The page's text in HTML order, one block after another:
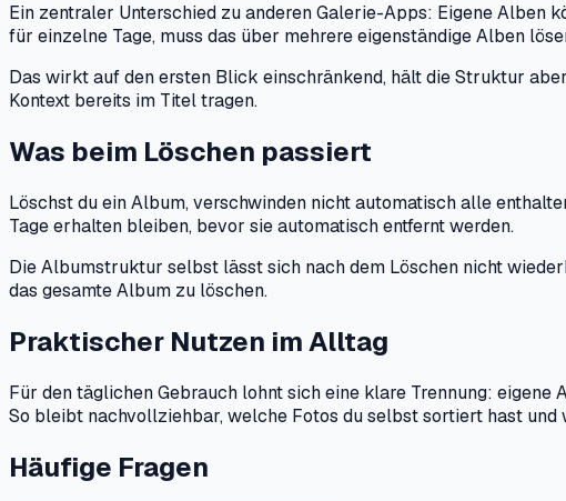
Ein zentraler Unterschied zu anderen Galerie-Apps: Eigene Alben
für einzelne Tage, muss das über mehrere eigenständige Alben
Das wirkt auf den ersten Blick einschränkend, hält die Struktur
Kontext bereits im Titel tragen.
Was beim Löschen passiert
Löschst du ein Album, verschwinden nicht automatisch alle
Tage erhalten bleiben, bevor sie automatisch entfernt werden.
Die Albumstruktur selbst lässt sich nach dem Löschen nicht
das gesamte Album zu löschen.
Praktischer Nutzen im Alltag
Für den täglichen Gebrauch lohnt sich eine klare Trennung:
So bleibt nachvollziehbar, welche Fotos du selbst sortiert hast und
Häufige Fragen